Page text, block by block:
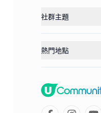
社群主題
熱門地點